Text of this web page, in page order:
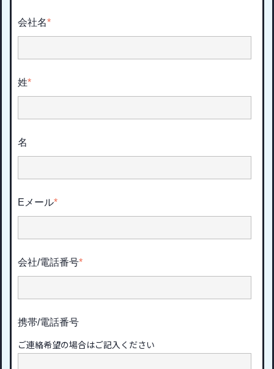
会社名*
姓*
名
Eメール*
会社/電話番号*
携帯/電話番号
ご連絡希望の場合はご記入ください